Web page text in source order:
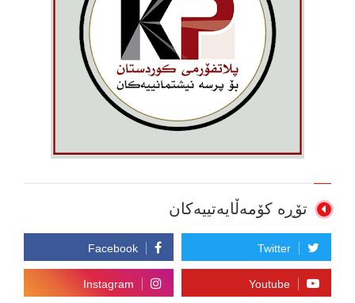
تۆڕە کۆمەڵایەتییەکان